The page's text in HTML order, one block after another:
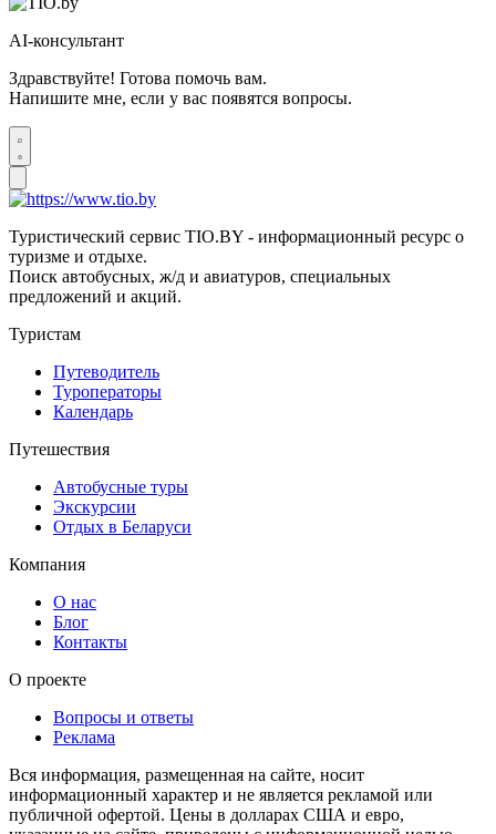
AI-консультант
Здравствуйте! Готова помочь вам.
Напишите мне, если у вас появятся вопросы.
Туристический сервис TIO.BY - информационный ресурс о
туризме и отдыхе.
Поиск автобусных, ж/д и авиатуров, специальных
предложений и акций.
Туристам
Путеводитель
Туроператоры
Календарь
Путешествия
Автобусные туры
Экскурсии
Отдых в Беларуси
Компания
О нас
Блог
Контакты
О проекте
Вопросы и ответы
Реклама
Вся информация, размещенная на сайте, носит
информационный характер и не является рекламой или
публичной офертой. Цены в долларах США и евро,